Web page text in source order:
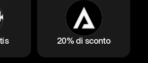
20% di sconto